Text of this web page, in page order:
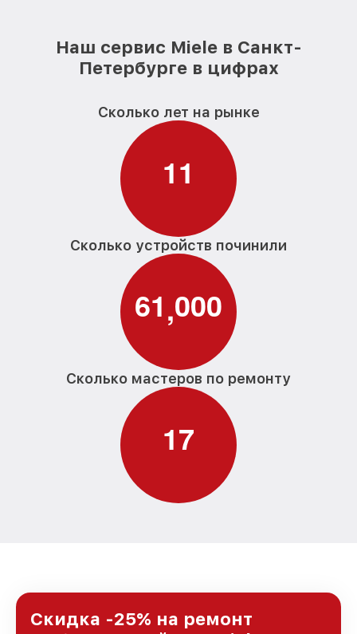
Наш сервис Miele в Санкт-
Петербурге в цифрах
Сколько лет на рынке
11
Сколько устройств починили
61,000
Сколько мастеров по ремонту
17
Скидка -25% на ремонт